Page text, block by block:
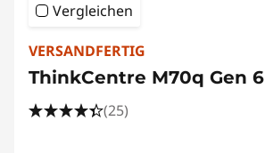
Vergleichen
VERSANDFERTIG
ThinkCentre M70q Gen 6
(25)